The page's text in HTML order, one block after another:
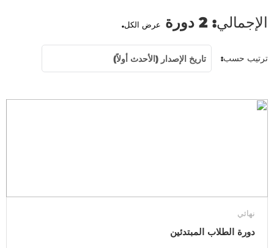
الإجمالي: 2 دورة عرض الكل.
تاريخ الإصدار (الأحدث أولاً)
نهائي
دورة الطلاب المبتدئين